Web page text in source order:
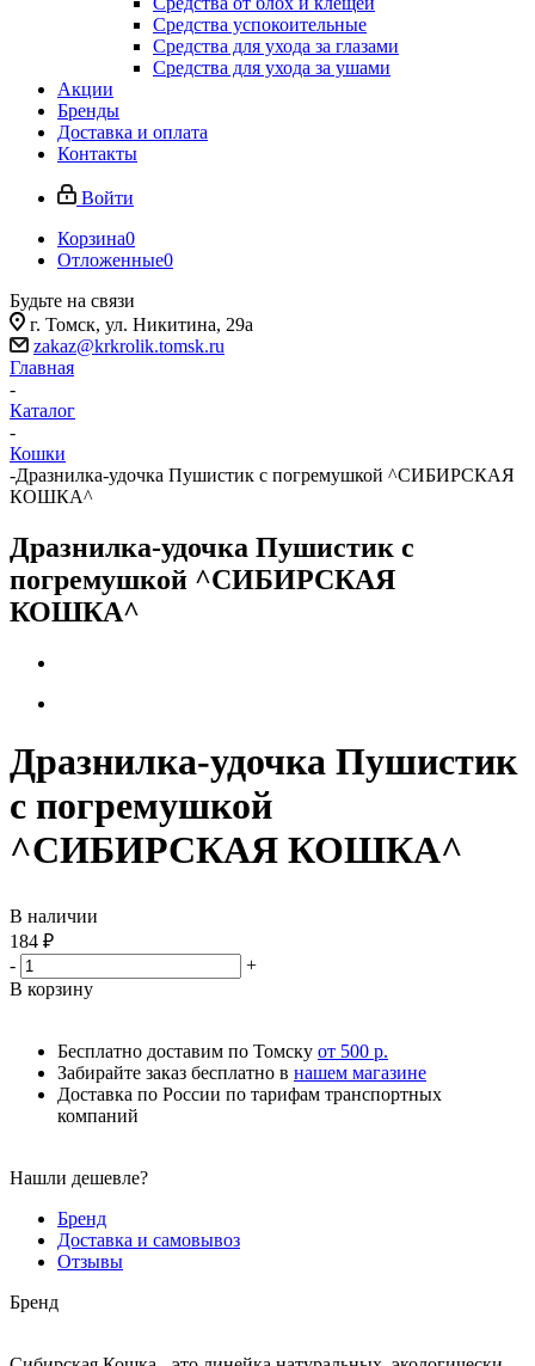
Средства успокоительные
Средства для ухода за глазами
Средства для ухода за ушами
Акции
Бренды
Доставка и оплата
Контакты
Войти
Корзина0
Отложенные0
Будьте на связи
г. Томск, ​ул. Никитина, 29а
zakaz@krkrolik.tomsk.ru
Главная
-
Каталог
-
Кошки
-Дразнилка-удочка Пушистик с погремушкой ^СИБИРСКАЯ
КОШКА^
Дразнилка-удочка Пушистик с
погремушкой ^СИБИРСКАЯ
КОШКА^
Дразнилка-удочка Пушистик
с погремушкой
^СИБИРСКАЯ КОШКА^
В наличии
184 ₽
-
+
В корзину
Бесплатно доставим по Томску от 500 р.
Забирайте заказ бесплатно в нашем магазине
Доставка по России по тарифам транспортных
компаний
Нашли дешевле?
Бренд
Доставка и самовывоз
Отзывы
Бренд